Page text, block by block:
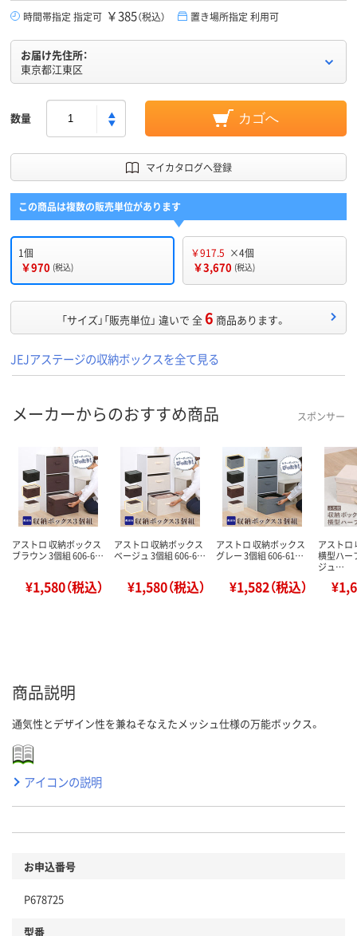
時間帯指定 指定可 ￥385（税込） 置き場所指定 利用可
お届け先住所：
東京都江東区
数量 カゴへ
マイカタログへ登録
この商品は複数の販売単位があります
1個
￥970 (税込)
￥917.5 ×4個
￥3,670 (税込)
「サイズ」「販売単位」 違いで 全6 商品あります。
JEJアステージの収納ボックスを全て見る
メーカーからのおすすめ商品 スポンサー
アストロ 収納ボックス
ブラウン 3個組 606-6…
¥1,580（税込）
アストロ 収納ボックス
ベージュ 3個組 606-6…
¥1,580（税込）
アストロ 収納ボックス
グレー 3個組 606-61…
¥1,582（税込）
アストロ
横型ハー
ジュ…
商品説明
通気性とデザイン性を兼ねそなえたメッシュ仕様の万能ボックス。
アイコンの説明
お申込番号
P678725
型番